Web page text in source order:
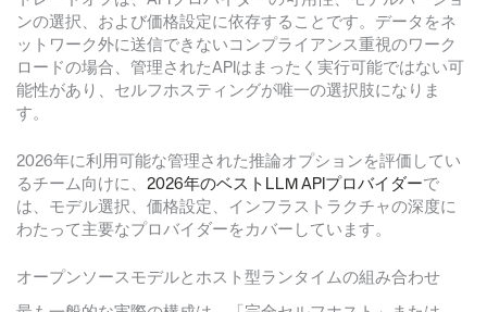
ンの選択、および価格設定に依存することです。データをネ
ットワーク外に送信できないコンプライアンス重視のワーク
ロードの場合、管理されたAPIはまったく実行可能ではない可
能性があり、セルフホスティングが唯一の選択肢になりま
す。
2026年に利用可能な管理された推論オプションを評価してい
るチーム向けに、 2026年のベストLLM APIプロバイダーで
は、モデル選択、価格設定、インフラストラクチャの深度に
わたって主要なプロバイダーをカバーしています。
オープンソースモデルとホスト型ランタイムの組み合わせ